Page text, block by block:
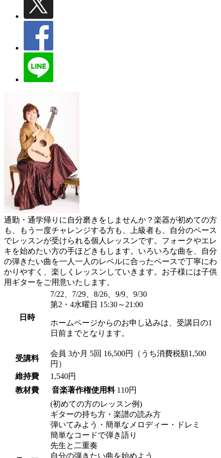
通勤・通学帰りに自分磨きをしませんか？楽器が初めての方
も、もう一度チャレンジする方も、上級者も、自分のペース
でレッスンが受けられる個人レッスンです。フォークやエレ
キを始めたい方の手ほどきもします。いろいろな曲を、自分
の弾きたい曲を一人一人のレベルに合ったペースで丁寧にわ
かりやすく、楽しくレッスンしていきます。お子様には子供
用ギターをご用意いたします。
日時
7/22、7/29、8/26、9/9、9/30
第2・4水曜日 15:30～21:00
ホームページからのお申し込みは、受講日の1
日前までとなります。
受講料
会員 3か月 5回 16,500円（うち消費税額1,500
円）
維持費
1,540円
教材費
音楽著作権使用料 110円
(初めての方のレッスン例)
ギターの持ち方・楽譜の読み方
弾いてみよう・簡単なメロディー・ドレミ
簡単なコードで弾き語り
先生と二重奏
自分の弾きたい曲を始めよう